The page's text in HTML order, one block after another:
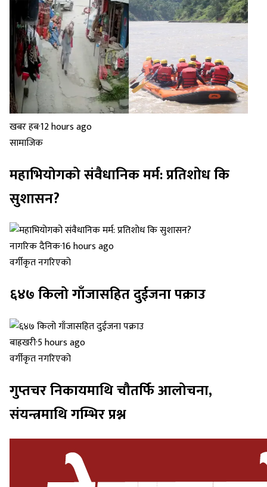
खबर हब·12 hours ago
सामाजिक
महाभियोगको संवैधानिक मर्म: प्रतिशोध कि
सुशासन?
नागरिक दैनिक·16 hours ago
वर्गीकृत नगरिएको
६४७ किलो गाँजासहित दुईजना पक्राउ
बाह्रखरी·5 hours ago
वर्गीकृत नगरिएको
गुप्तचर निकायमाथि चौतर्फि आलोचना,
संयन्त्रमाथि गम्भिर प्रश्न